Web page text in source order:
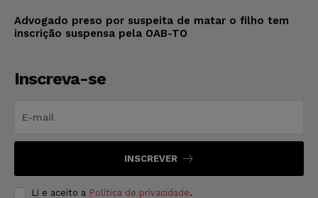
Advogado preso por suspeita de matar o filho tem
inscrição suspensa pela OAB-TO
Inscreva-se
INSCREVER
Li e aceito a Política de privacidade.